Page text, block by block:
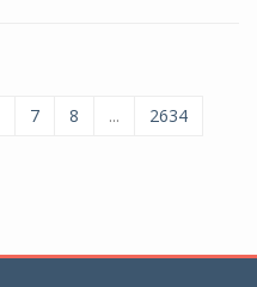
7 8 ...
2634